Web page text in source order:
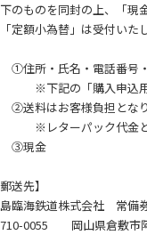
ものを同封の上、「現
額小為替」は受付いたし
・氏名・電話番号・
の「購入申込用紙」
はお客様負担とな
ーパック代金とし
金
送先】
海鉄道株式会社 常備
0055 岡山県倉敷市